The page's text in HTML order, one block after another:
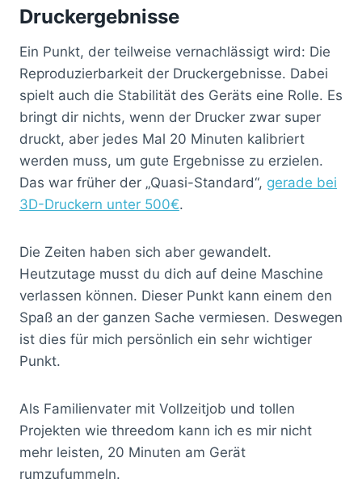
Druckergebnisse
Ein Punkt, der teilweise vernachlässigt wird: Die
Reproduzierbarkeit der Druckergebnisse. Dabei
spielt auch die Stabilität des Geräts eine Rolle. Es
bringt dir nichts, wenn der Drucker zwar super
druckt, aber jedes Mal 20 Minuten kalibriert
werden muss, um gute Ergebnisse zu erzielen.
Das war früher der „Quasi-Standard“, gerade bei
3D-Druckern unter 500€.
Die Zeiten haben sich aber gewandelt.
Heutzutage musst du dich auf deine Maschine
verlassen können. Dieser Punkt kann einem den
Spaß an der ganzen Sache vermiesen. Deswegen
ist dies für mich persönlich ein sehr wichtiger
Punkt.
Als Familienvater mit Vollzeitjob und tollen
Projekten wie threedom kann ich es mir nicht
mehr leisten, 20 Minuten am Gerät
rumzufummeln.